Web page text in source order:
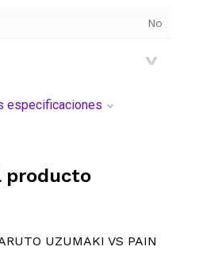
No
especificaciones
producto
UZUMAKI VS PAIN